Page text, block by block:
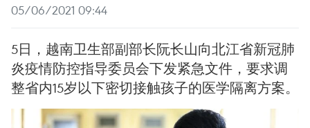
05/06/2021 09:44
5日，越南卫生部副部长阮长山向北江省新冠肺
炎疫情防控指导委员会下发紧急文件，要求调
整省内15岁以下密切接触孩子的医学隔离方案。